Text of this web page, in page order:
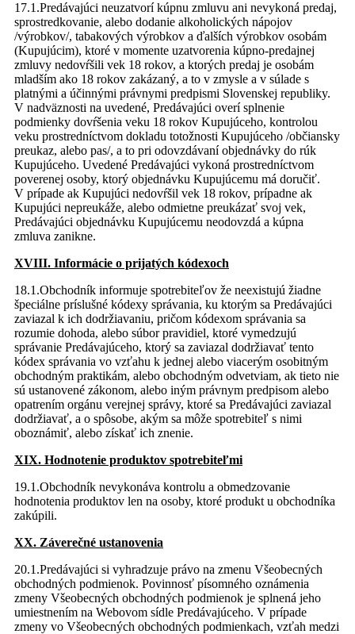
17.1.Predávajúci neuzatvorí kúpnu zmluvu ani nevykoná predaj,
sprostredkovanie, alebo dodanie alkoholických nápojov
/výrobkov/, tabakových výrobkov a ďalších výrobkov osobám
(Kupujúcim), ktoré v momente uzatvorenia kúpno-predajnej
zmluvy nedovŕšili vek 18 rokov, a ktorých predaj je osobám
mladším ako 18 rokov zakázaný, a to v zmysle a v súlade s
platnými a účinnými právnymi predpismi Slovenskej republiky.
V nadväznosti na uvedené, Predávajúci overí splnenie
podmienky dovŕšenia veku 18 rokov Kupujúceho, kontrolou
veku prostredníctvom dokladu totožnosti Kupujúceho /občiansky
preukaz, alebo pas/, a to pri odovzdávaní objednávky do rúk
Kupujúceho. Uvedené Predávajúci vykoná prostredníctvom
poverenej osoby, ktorý objednávku Kupujúcemu má doručiť.
V prípade ak Kupujúci nedovŕšil vek 18 rokov, prípadne ak
Kupujúci nepreukáže, alebo odmietne preukázať svoj vek,
Predávajúci objednávku Kupujúcemu neodovzdá a kúpna
zmluva zanikne.
XVIII. Informácie o prijatých kódexoch
18.1.Obchodník informuje spotrebiteľov že neexistujú žiadne
špeciálne príslušné kódexy správania, ku ktorým sa Predávajúci
zaviazal k ich dodržiavaniu, pričom kódexom správania sa
rozumie dohoda, alebo súbor pravidiel, ktoré vymedzujú
správanie Predávajúceho, ktorý sa zaviazal dodržiavať tento
kódex správania vo vzťahu k jednej alebo viacerým osobitným
obchodným praktikám, alebo obchodným odvetviam, ak tieto nie
sú ustanovené zákonom, alebo iným právnym predpisom alebo
opatrením orgánu verejnej správy, ktoré sa Predávajúci zaviazal
dodržiavať, a o spôsobe, akým sa môže spotrebiteľ s nimi
oboznámiť, alebo získať ich znenie.
XIX. Hodnotenie produktov spotrebiteľmi
19.1.Obchodník nevykonáva kontrolu a obmedzovanie
hodnotenia produktov len na osoby, ktoré produkt u obchodníka
zakúpili.
XX. Záverečné ustanovenia
20.1.Predávajúci si vyhradzuje právo na zmenu Všeobecných
obchodných podmienok. Povinnosť písomného oznámenia
zmeny Všeobecných obchodných podmienok je splnená jeho
umiestnením na Webovom sídle Predávajúceho. V prípade
zmeny vo Všeobecných obchodných podmienkach, vzťah medzi